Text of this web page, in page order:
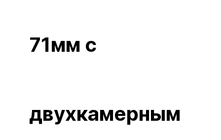
71мм с
двухкамерным